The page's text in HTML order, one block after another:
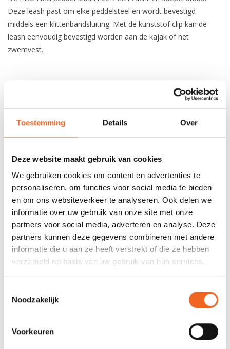
Toestemming Details Over
Deze website maakt gebruik van cookies
We gebruiken cookies om content en advertenties te
personaliseren, om functies voor social media te bieden
en om ons websiteverkeer te analyseren. Ook delen we
informatie over uw gebruik van onze site met onze
partners voor social media, adverteren en analyse. Deze
partners kunnen deze gegevens combineren met andere
informatie die u aan ze heeft verstrekt of die ze hebben
verzameld op basis van uw gebruik van hun services.
Noodzakelijk
Voorkeuren
Deze leash past om elke peddelsteel en wordt bevestigd
middels een klittenbandsluiting. Met de kunststof clip kan de
leash eenvoudig bevestigd worden aan de kajak of het
zwemvest.
Nog niet gewaardeerd
GERELATEERDE PRODUCTEN